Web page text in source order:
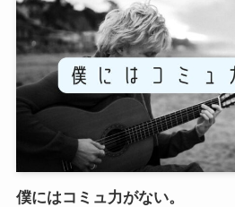
僕にはコミュ力がない。